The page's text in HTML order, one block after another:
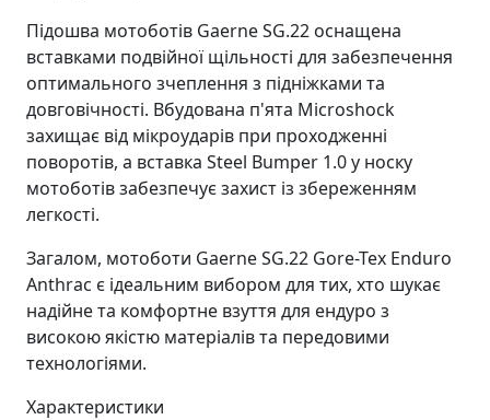
Підошва мотоботів Gaerne SG.22 оснащена
вставками подвійної щільності для забезпечення
оптимального зчеплення з підніжками та
довговічності. Вбудована п'ята Microshock
захищає від мікроударів при проходженні
поворотів, а вставка Steel Bumper 1.0 у носку
мотоботів забезпечує захист із збереженням
легкості.
Загалом, мотоботи Gaerne SG.22 Gore-Tex Enduro
Anthrac є ідеальним вибором для тих, хто шукає
надійне та комфортне взуття для ендуро з
високою якістю матеріалів та передовими
технологіями.
Характеристики